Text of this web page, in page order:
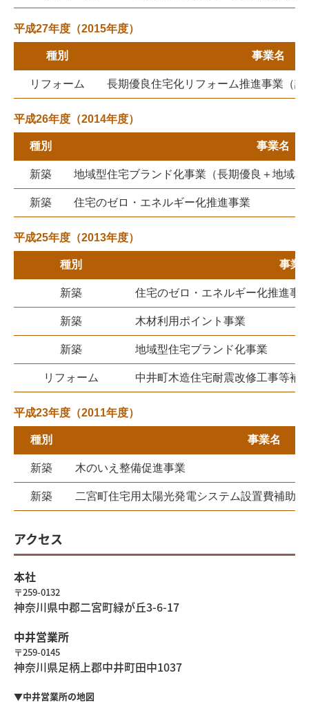
平成27年度（2015年度）
種別 事業名
リフォーム 長期優良住宅化リフォーム推進事業（評
平成26年度（2014年度）
種別 事業名
新築 地域型住宅ブランド化事業（長期優良＋地域材
新築 住宅のゼロ・エネルギー化推進事業
平成25年度（2013年度）
種別 事業
新築 住宅のゼロ・エネルギー化推進事
新築 木材利用ポイント事業
新築 地域型住宅ブランド化事業
リフォーム 中井町木造住宅耐震改修工事等補
平成23年度（2011年度）
種別 事業名
新築 木のいえ整備促進事業
新築 二宮町住宅用太陽光発電システム設置費補助事
アクセス
本社
〒259-0132
神奈川県中郡二宮町緑が丘3-6-17
中井営業所
〒259-0145
神奈川県足柄上郡中井町田中1037
▼中井営業所の地図